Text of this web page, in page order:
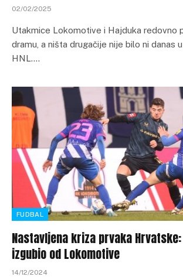
02/02/2025
Utakmice Lokomotive i Hajduka redovno
dramu, a ništa drugačije nije bilo ni danas
HNL.…
FUDBAL
Nastavljena kriza prvaka
izgubio od Lokomotive
14/12/2024